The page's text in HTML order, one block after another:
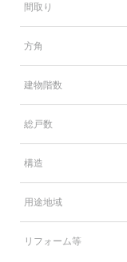
間取り
方角
建物階数
総戸数
構造
用途地域
リフォーム等